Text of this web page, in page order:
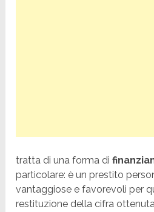
tratta di una forma di
particolare: è un prestito
vantaggiose e favorevoli per
restituzione della cifra